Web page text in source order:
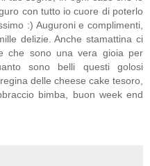
con tutto io cuore di poterlo
:) Auguroni e complimenti,
delizie. Anche stamattina ci
che sono una vera gioia per
sono belli questi golosi
delle cheese cake tesoro,
bimba, buon week end